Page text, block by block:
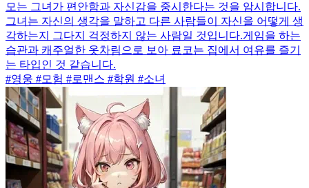
모는 그녀가 편안함과 자신감을 중시한다는 것을 암시합니다.
그녀는 자신의 생각을 말하고 다른 사람들이 자신을 어떻게 생
각하는지 그다지 걱정하지 않는 사람일 것입니다.게임을 하는
습관과 캐주얼한 옷차림으로 보아 료코는 집에서 여유를 즐기
는 타입인 것 같습니다.
#영웅 #모험 #로맨스 #학원 #소녀